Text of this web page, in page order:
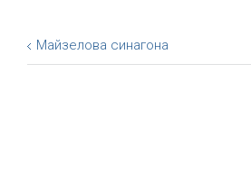
Майзелова синагона